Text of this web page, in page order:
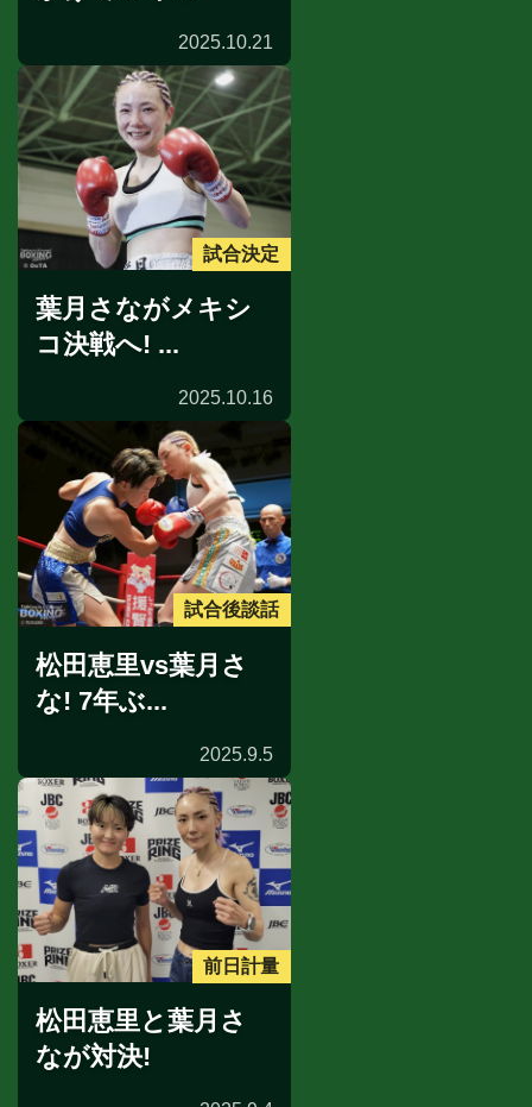
2025.10.21
試合決定
葉月さながメキシ
コ決戦へ! ...
2025.10.16
試合後談話
松田恵里vs葉月さ
な! 7年ぶ...
2025.9.5
前日計量
松田恵里と葉月さ
なが対決!